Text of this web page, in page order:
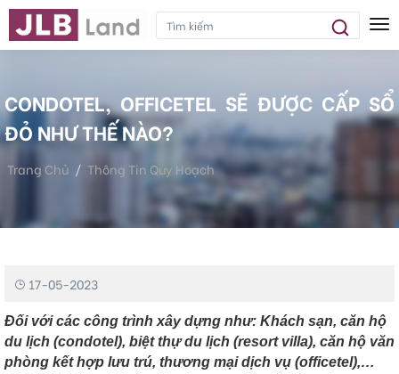
CONDOTEL, OFFICETEL SẼ ĐƯỢC CẤP SỔ
ĐỎ NHƯ THẾ NÀO?
Trang Chủ
Thông Tin Quy Hoạch
Condotel, Officetel Sẽ Được Cấp Sổ Đỏ Như Thế Nào?
17-05-2023
Đối với các công trình xây dựng như: Khách sạn, căn hộ
du lịch (condotel), biệt thự du lịch (resort villa), căn hộ văn
phòng kết hợp lưu trú, thương mại dịch vụ (officetel),…